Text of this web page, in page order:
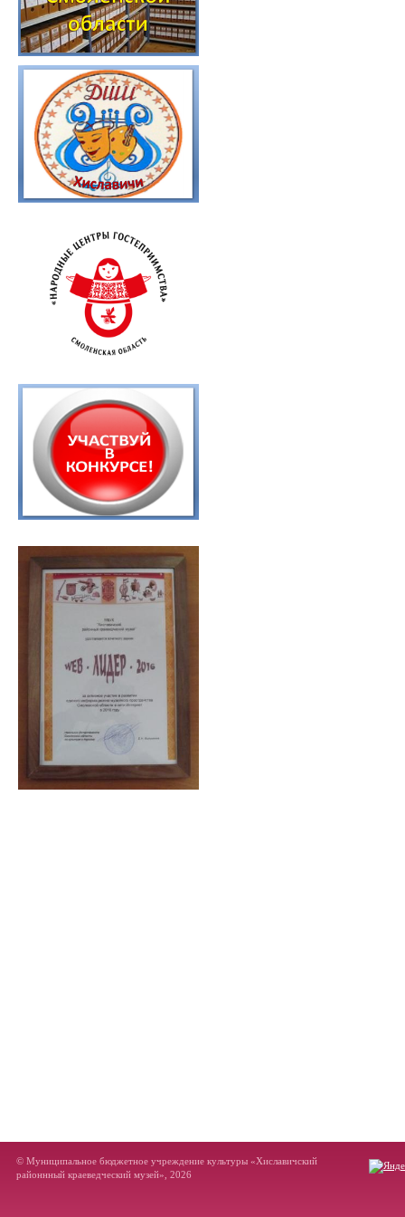
© Муниципальное бюджетное учреждение культуры «Хиславичский
районнный краеведческий музей», 2026